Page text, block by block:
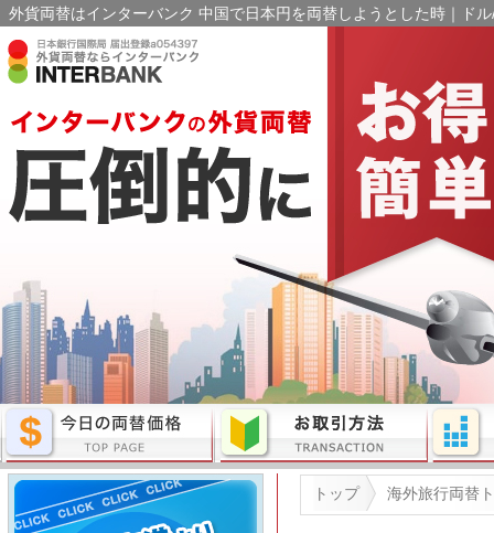
外貨両替はインターバンク 中国で日本円を両替しようとした時｜ド
トップ 海外旅行両替